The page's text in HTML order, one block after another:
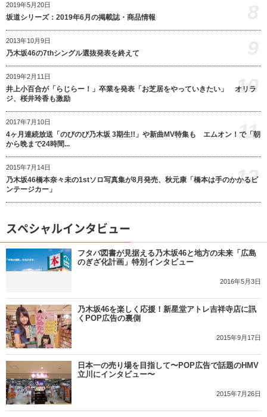
2019年5月20日
坂道シリーズ：2019年6月の掲載誌・商品情報
2013年10月9日
乃木坂46の7thシングル選抜発表を終えて
2019年2月11日
井上小百合が「らじらー！」卒業を発表「お芝居をやっていきたい」 オリラ
ジ、桜井玲香も激励
10
2017年7月10日
4ヶ月連続放送「のびのび乃木坂 3期生!!」や新曲MV特集も エムオン！で「朝
から晩まで24時間...
11
2015年7月14日
乃木坂46橋本奈々未の1stソロ写真集が8月発売、秋元康「橋本は手のかかるビ
ンテージカー」
12
スペシャルインタビュー
フタバ図書が見据える乃木坂46と地方の未来「広島
のぎざ化計画」特別インタビュー
2016年5月3日
乃木坂46を楽しく応援！新星堂アトレ吉祥寺店に訊
くPOP広告の裏側
2015年9月17日
日本一の売り場を目指して〜POP広告で話題のHMV
立川にインタビュー〜
2015年7月26日